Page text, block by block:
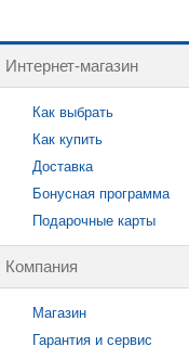
Интернет-магазин
Как выбрать
Как купить
Доставка
Бонусная программа
Подарочные карты
Компания
Магазин
Гарантия и сервис